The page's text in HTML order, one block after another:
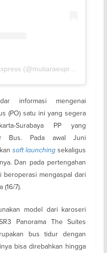
(@mutiaraexpress_bus)
informasi mengenai
(PO) satu ini yang segera
Surabaya PP yang
Bus. Pada awal Juni
soft launching sekaligus
Dan pada pertengahan
beroperasi mengaspal dari
(16/7).
model dari karoseri
Panorama The Suites
bus tidur dengan
bisa direbahkan hingga